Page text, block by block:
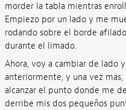
morder la tabla mientras
Empiezo por un lado y me
rodando sobre el borde
durante el limado.
Ahora, voy a cambiar de lado
anteriormente, y una vez
alcanzar el punto donde me
derribé mis dos pequeños